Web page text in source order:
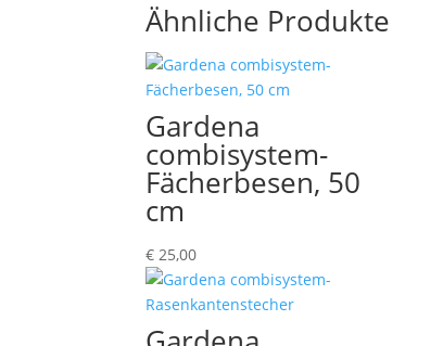
Ähnliche Produkte
Gardena
combisystem-
Fächerbesen, 50
cm
€ 25,00